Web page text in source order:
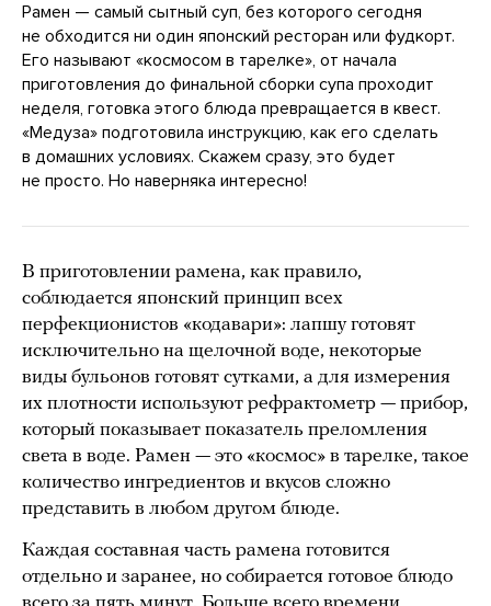
Рамен — самый сытный суп, без которого сегодня
не обходится ни один японский ресторан или фудкорт.
Его называют «космосом в тарелке», от начала
приготовления до финальной сборки супа проходит
неделя, готовка этого блюда превращается в квест.
«Медуза» подготовила инструкцию, как его сделать
в домашних условиях. Скажем сразу, это будет
не просто. Но наверняка интересно!
В приготовлении рамена, как правило,
соблюдается японский принцип всех
перфекционистов «кодавари»: лапшу готовят
исключительно на щелочной воде, некоторые
виды бульонов готовят сутками, а для измерения
их плотности используют рефрактометр — прибор,
который показывает показатель преломления
света в воде. Рамен — это «космос» в тарелке, такое
количество ингредиентов и вкусов сложно
представить в любом другом блюде.
Каждая составная часть рамена готовится
отдельно и заранее, но собирается готовое блюдо